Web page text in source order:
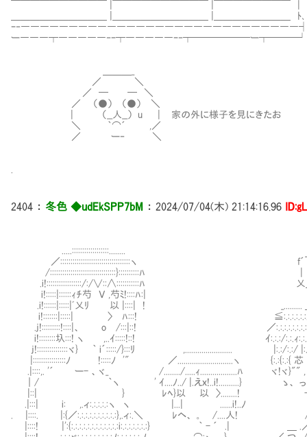
＿＿＿＿＿＿＿＿＿＿ |＿＿＿＿＿＿＿＿＿＿ |＿＿＿＿＿＿＿＿ ﾄ､
ｰ
ー―――┬―――――‐ｰ┬―――――ｰ‐┬──────ー┬───┘
／ ＼
／ ─ ─ ＼
／ （●） （●） ＼
| （__人__） u | 家の外に様子を見にきたお
＼ ｀⌒´ ,／
／ ー‐ ＼
2404 ： 冬色 ◆udEkSPP7bM ： 2024/07/04(木) 21:14:16.96
.....::::::::::::::::::........
／::::::::::::::::::::::::::::::::::ヽ f´￣￣￣￣￣
/::::::::::::::::::::::::::::::::}::::::::::ﾊ | 見て王城
.i!:::::::::::::::::/:/∨::∧:::::::::::ﾊ 乂＿＿＿＿＿
i!:::::|::::::ｨﾁ芍 Ｖ ,芍ﾐ!::::ﾊ:|
.i!::::::|:::::|ﾞ乂ﾘ 以 |::::| ! _......... ＿
i!:::::::|:::::| 〉 ﾊ:::! ≦:.:.:.:.:.:.:.:.:.⌒≧
.j!:::::::::!::::|、 o /:::|::! ／
i!::::::::圦:::! ヽ ,..ｲ:::::!::! ｲ:.:.:/:.:.ｨ:.:.:.:.:.:ﾊ
j!:::::::::::::::ヾ} ｀ i´:::::/}:::ﾘ ,....................... |:.:/:.:/ |:.:.:／
|::::::::::::::::ﾉ !:::::ﾉ '" ／...........................ヽ {:.:{:.:{ 芯
.|::::,. '´ ー- 、ヾ_ /......../.....ｨ..................ﾊ ヾ!ヾ}"" ,
｜/ ｀ヽ ' ｲ....ﾉ../ |.えｘ!..i!..........} ゝ、 っ
|::| } ﾚﾍ}以 以 〉........! -
.|:::| i: ,.ィ:.:.:.:.:ヽ ヽ |...| ......i!..ﾉ
. |::::. |:{／:.:.:.:.:.:.:.:.:.:},.ィ:.＼ ﾚヘ、 。 /....人
|::::! |':{:.:.:.:.:.:.:.:.:.:.:.:i:.:.:.:.:.:.:} ｀ - ´ .|